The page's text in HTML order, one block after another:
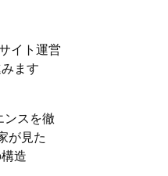
イト運営
ます
ンスを徹
が見た
造